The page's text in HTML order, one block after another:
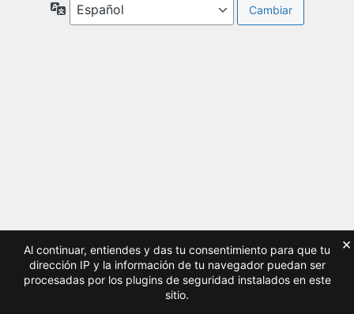
Idioma
Al continuar, entiendes y das tu consentimiento para que tu
dirección IP y la información de tu navegador puedan ser
procesadas por los plugins de seguridad instalados en este
sitio.
×